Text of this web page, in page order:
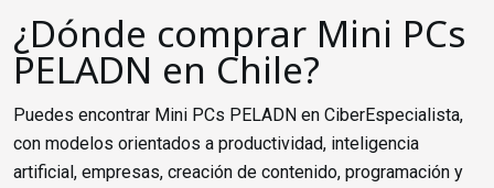
¿Dónde comprar Mini PCs
PELADN en Chile?
Puedes encontrar Mini PCs PELADN en CiberEspecialista,
con modelos orientados a productividad, inteligencia
artificial, empresas, creación de contenido, programación y